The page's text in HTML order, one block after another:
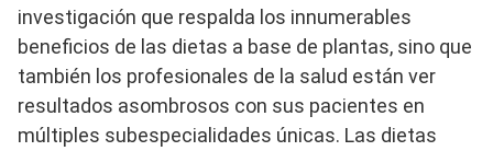
investigación que respalda los innumerables
beneficios de las dietas a base de plantas, sino que
también los profesionales de la salud están ver
resultados asombrosos con sus pacientes en
múltiples subespecialidades únicas. Las dietas